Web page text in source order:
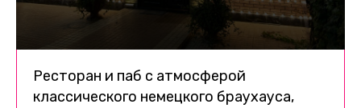
Ресторан и паб с атмосферой
классического немецкого браухауса,